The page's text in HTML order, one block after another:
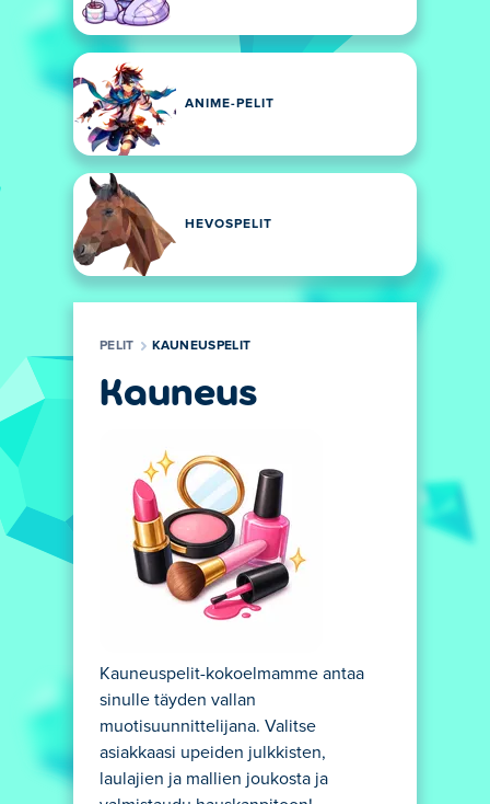
ANIME-PELIT
HEVOSPELIT
PELIT KAUNEUSPELIT
Kauneus
Kauneuspelit-kokoelmamme antaa
sinulle täyden vallan
muotisuunnittelijana. Valitse
asiakkaasi upeiden julkkisten,
laulajien ja mallien joukosta ja